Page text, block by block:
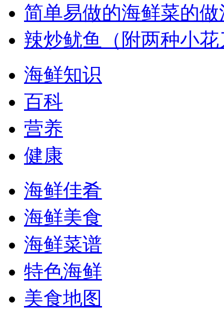
简单易做的海鲜菜的做
辣炒鱿鱼（附两种小
海鲜知识
百科
营养
健康
海鲜佳肴
海鲜美食
海鲜菜谱
特色海鲜
美食地图